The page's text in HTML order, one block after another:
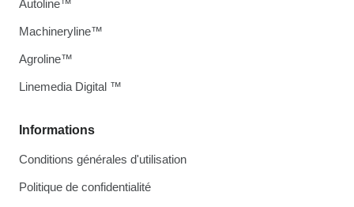
Informations
Conditions générales d'utilisation
Politique de confidentialité
Autoline™
Machineryline™
Agroline™
Linemedia Digital ™